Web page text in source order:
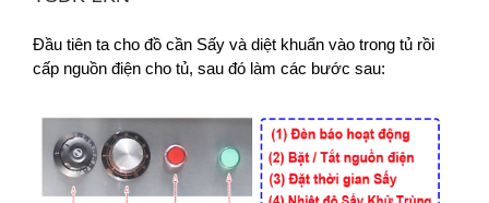
Đầu tiên ta cho đồ cần Sấy và diệt khuẩn vào trong tủ rồi
cấp nguồn điện cho tủ, sau đó làm các bước sau: